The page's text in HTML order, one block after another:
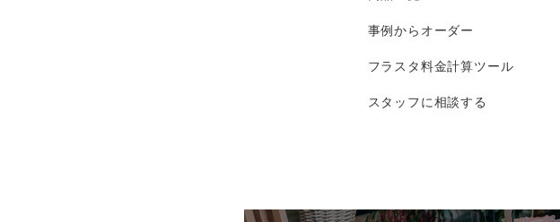
事例からオーダー
フラスタ料金計算ツール
スタッフに相談する